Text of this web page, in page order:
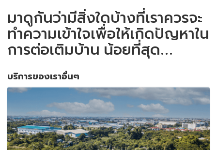
มาดูกันว่ามีสิ่งใดบ้างที่เราควรจะ
ทำความเข้าใจเพื่อให้เกิดปัญหาใน
การต่อเติมบ้าน น้อยที่สุด…
บริการของเราอื่นๆ